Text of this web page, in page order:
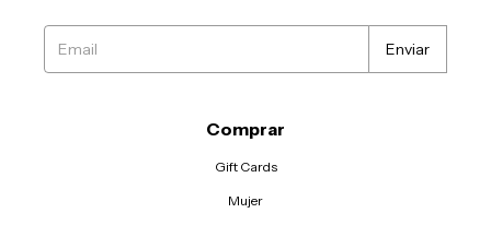
Comprar
Gift Cards
Mujer